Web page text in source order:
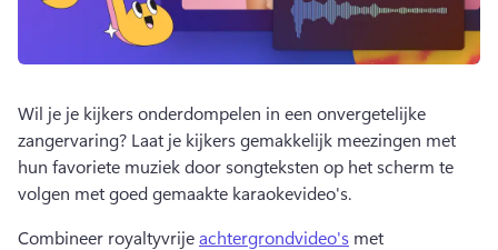
Wil je je kijkers onderdompelen in een onvergetelijke
zangervaring? Laat je kijkers gemakkelijk meezingen met
hun favoriete muziek door songteksten op het scherm te
volgen met goed gemaakte karaokevideo's.
Combineer royaltyvrije achtergrondvideo's met